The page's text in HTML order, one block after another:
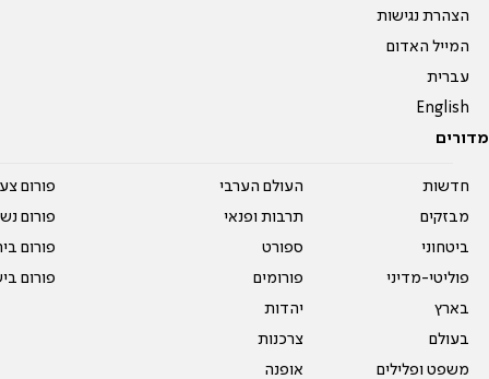
הצהרת נגישות
המייל האדום
עברית
English
מדורים
חדשות
מבזקים
ביטחוני
פוליטי-מדיני
בארץ
בעולם
משפט ופלילים
העולם הערבי
תרבות ופנאי
ספורט
פורומים
יהדות
צרכנות
אופנה
פורום
פורום
פורום
פורום